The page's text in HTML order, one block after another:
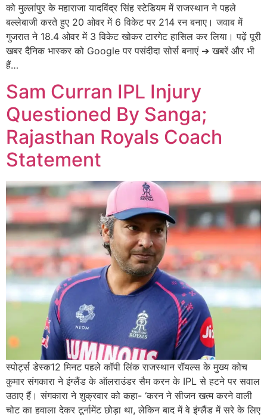
को मुल्लांपुर के महाराजा यादविंद्र सिंह स्टेडियम में राजस्थान ने पहले
बल्लेबाजी करते हुए 20 ओवर में 6 विकेट पर 214 रन बनाए। जवाब में
गुजरात ने 18.4 ओवर में 3 विकेट खोकर टारगेट हासिल कर लिया। पढ़ें पूरी
खबर दैनिक भास्कर को Google पर पसंदीदा सोर्स बनाएं ➔ खबरें और भी
हैं…
Sam Curran IPL Injury
Questioned By Sanga;
Rajasthan Royals Coach
Statement
स्पोर्ट्स डेस्क12 मिनट पहले कॉपी लिंक राजस्थान रॉयल्स के मुख्य कोच
कुमार संगकारा ने इंग्लैंड के ऑलराउंडर सैम करन के IPL से हटने पर सवाल
उठाए हैं। संगकारा ने शुक्रवार को कहा- ‘करन ने सीजन खत्म करने वाली
चोट का हवाला देकर टूर्नामेंट छोड़ा था, लेकिन बाद में वे इंग्लैंड में सरे के लिए